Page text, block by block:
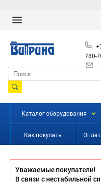
780-
Каталог оборудования
Как покупать
Уважаемые покупатели!
В связи с нестабильной